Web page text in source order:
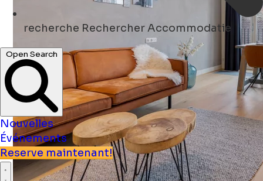
recherche Rechercher Accommodatie
Open Search
Nouvelles
Événements
Reserve maintenant!